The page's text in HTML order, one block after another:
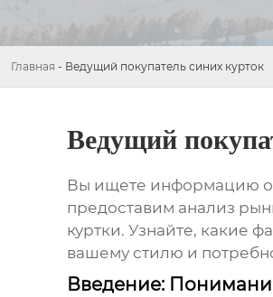
Главная - Ведущий покупатель синих курток
Ведущий
Вы ищете информацию о
предоставим анализ
куртки. Узнайте, какие
вашему стилю и
Введение: